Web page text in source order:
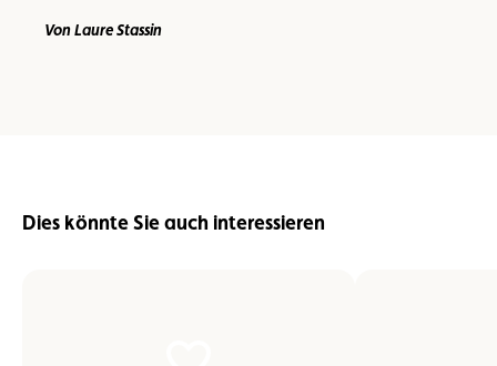
Von Laure Stassin
Dies könnte Sie auch interessieren